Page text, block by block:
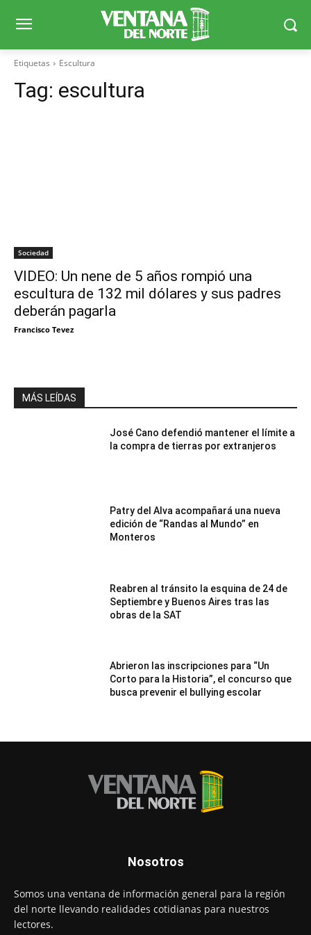
Etiquetas Escultura
Tag: escultura
Sociedad
VIDEO: Un nene de 5 años rompió una
escultura de 132 mil dólares y sus padres
deberán pagarla
Francisco Tevez
MÁS LEÍDAS
José Cano defendió mantener el límite a
la compra de tierras por extranjeros
Patry del Alva acompañará una nueva
edición de “Randas al Mundo” en
Monteros
Reabren al tránsito la esquina de 24 de
Septiembre y Buenos Aires tras las
obras de la SAT
Abrieron las inscripciones para “Un
Corto para la Historia”, el concurso que
busca prevenir el bullying escolar
Nosotros
Somos una ventana de información general para la región
del norte llevando realidades cotidianas para nuestros
lectores.